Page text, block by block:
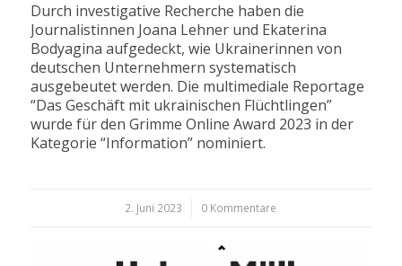
Durch investigative Recherche haben die
Journalistinnen Joana Lehner und Ekaterina
Bodyagina aufgedeckt, wie Ukrainerinnen von
deutschen Unternehmern systematisch
ausgebeutet werden. Die multimediale Reportage
“Das Geschäft mit ukrainischen Flüchtlingen”
wurde für den Grimme Online Award 2023 in der
Kategorie “Information” nominiert.
2. Juni 2023
/ 0 Kommentare